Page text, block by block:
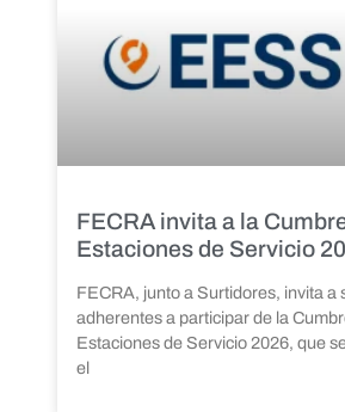
FECRA invita a la
Estaciones de Servicio
FECRA, junto a Surtidores, invita a
adherentes a participar de la
Estaciones de Servicio 2026, que
el